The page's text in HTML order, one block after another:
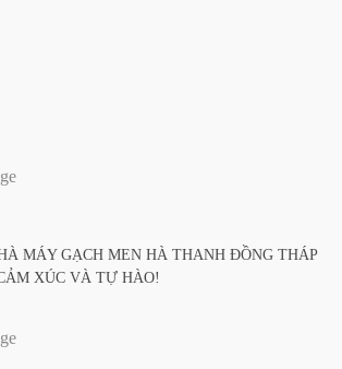
MÁY GẠCH MEN HÀ THANH ĐỒNG THÁP
XÚC VÀ TỰ HÀO!